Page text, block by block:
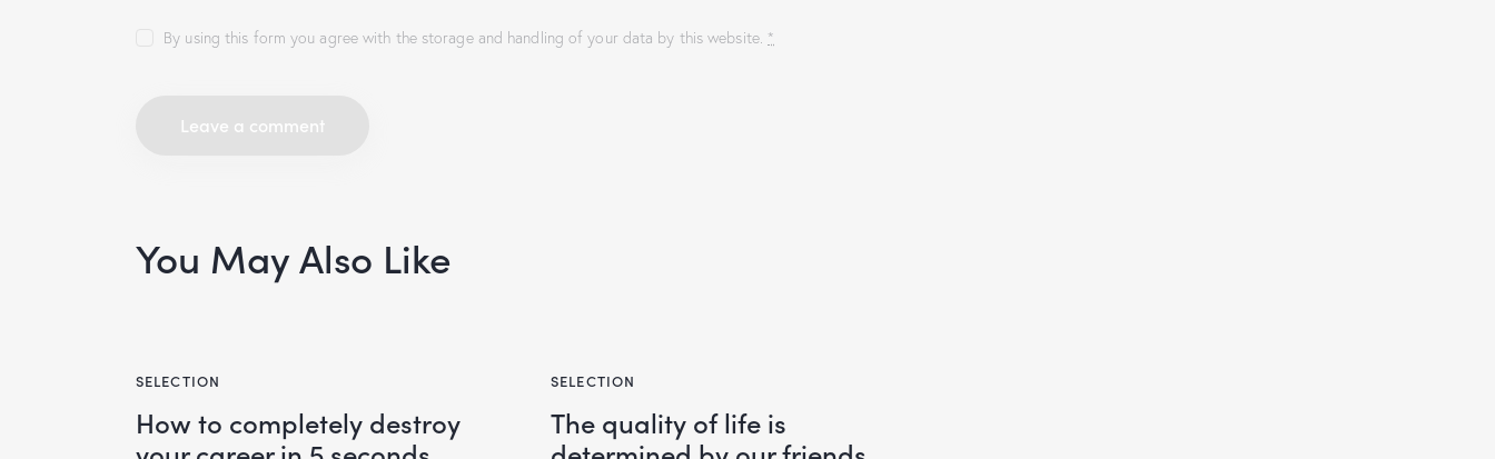
By using this form you agree with the storage and handling of your data by this website. *
You May Also Like
SELECTION
How to completely destroy
SELECTION
The quality of life is